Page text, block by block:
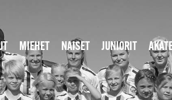
MIEHET NAISET JUNIORIT